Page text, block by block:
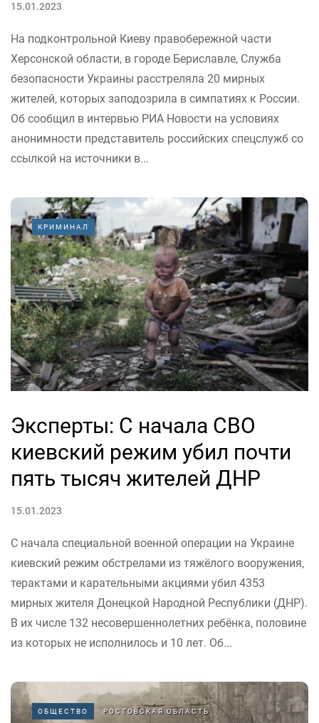
15.01.2023
На подконтрольной Киеву правобережной части
Херсонской области, в городе Бериславле, Служба
безопасности Украины расстреляла 20 мирных
жителей, которых заподозрила в симпатиях к России.
Об сообщил в интервью РИА Новости на условиях
анонимности представитель российских спецслужб со
ссылкой на источники в...
КРИМИНАЛ
Эксперты: С начала СВО
киевский режим убил почти
пять тысяч жителей ДНР
15.01.2023
С начала специальной военной операции на Украине
киевский режим обстрелами из тяжёлого вооружения,
терактами и карательными акциями убил 4353
мирных жителя Донецкой Народной Республики (ДНР).
В их числе 132 несовершеннолетних ребёнка, половине
из которых не исполнилось и 10 лет. Об...
ОБЩЕСТВО РОСТОВСКАЯ ОБЛАСТЬ